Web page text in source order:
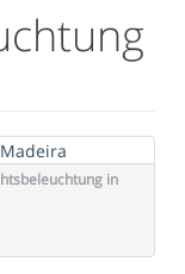
in